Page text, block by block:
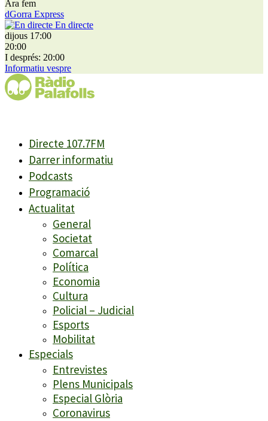
Ara fem
dGorra Express
En directe
dijous 17:00
20:00
I després: 20:00
Informatiu vespre
Directe 107.7FM
Darrer informatiu
Podcasts
Programació
Actualitat
General
Societat
Comarcal
Política
Economia
Cultura
Policial – Judicial
Esports
Mobilitat
Especials
Entrevistes
Plens Municipals
Especial Glòria
Coronavirus